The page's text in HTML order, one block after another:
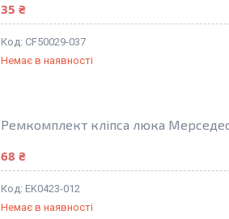
35 ₴
CF50029-037
Немає в наявності
Ремкомплект кліпса люка
68 ₴
EK0423-012
Немає в наявності